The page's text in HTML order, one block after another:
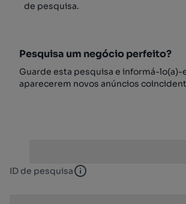
de pesquisa.
Pesquisa um negócio perfeito?
Guarde esta pesquisa e informá-lo(a)-
aparecerem novos anúncios
ID de pesquisa ID de pesquisa